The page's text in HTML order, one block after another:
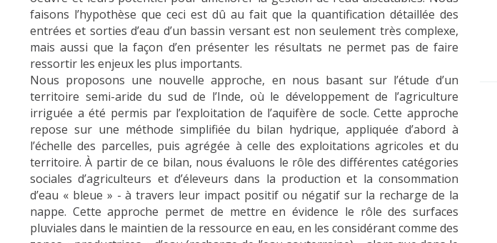
faisons l’hypothèse que ceci est dû au fait que la quantification détaillée des
entrées et sorties d’eau d’un bassin versant est non seulement très complexe,
mais aussi que la façon d’en présenter les résultats ne permet pas de faire
ressortir les enjeux les plus importants.
Nous proposons une nouvelle approche, en nous basant sur l’étude d’un
territoire semi-aride du sud de l’Inde, où le développement de l’agriculture
irriguée a été permis par l’exploitation de l’aquifère de socle. Cette approche
repose sur une méthode simplifiée du bilan hydrique, appliquée d’abord à
l’échelle des parcelles, puis agrégée à celle des exploitations agricoles et du
territoire. À partir de ce bilan, nous évaluons le rôle des différentes catégories
sociales d’agriculteurs et d’éleveurs dans la production et la consommation
d’eau « bleue » - à travers leur impact positif ou négatif sur la recharge de la
nappe. Cette approche permet de mettre en évidence le rôle des surfaces
pluviales dans le maintien de la ressource en eau, en les considérant comme des